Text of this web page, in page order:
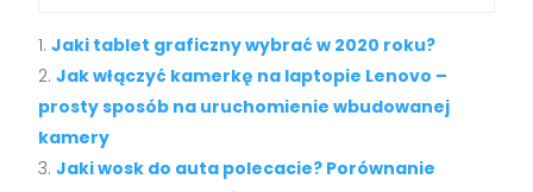
Jaki tablet graficzny wybrać w 2020 roku?
Jak włączyć kamerkę na laptopie Lenovo –
prosty sposób na uruchomienie wbudowanej
kamery
Jaki wosk do auta polecacie? Porównanie